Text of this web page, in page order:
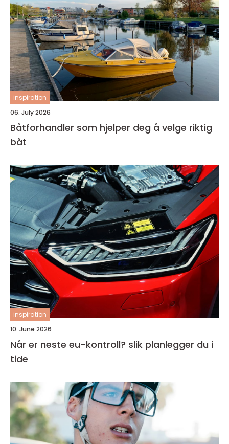
inspiration
06. July 2026
Båtforhandler som hjelper deg å velge riktig
båt
inspiration
10. June 2026
Når er neste eu-kontroll? slik planlegger du i
tide